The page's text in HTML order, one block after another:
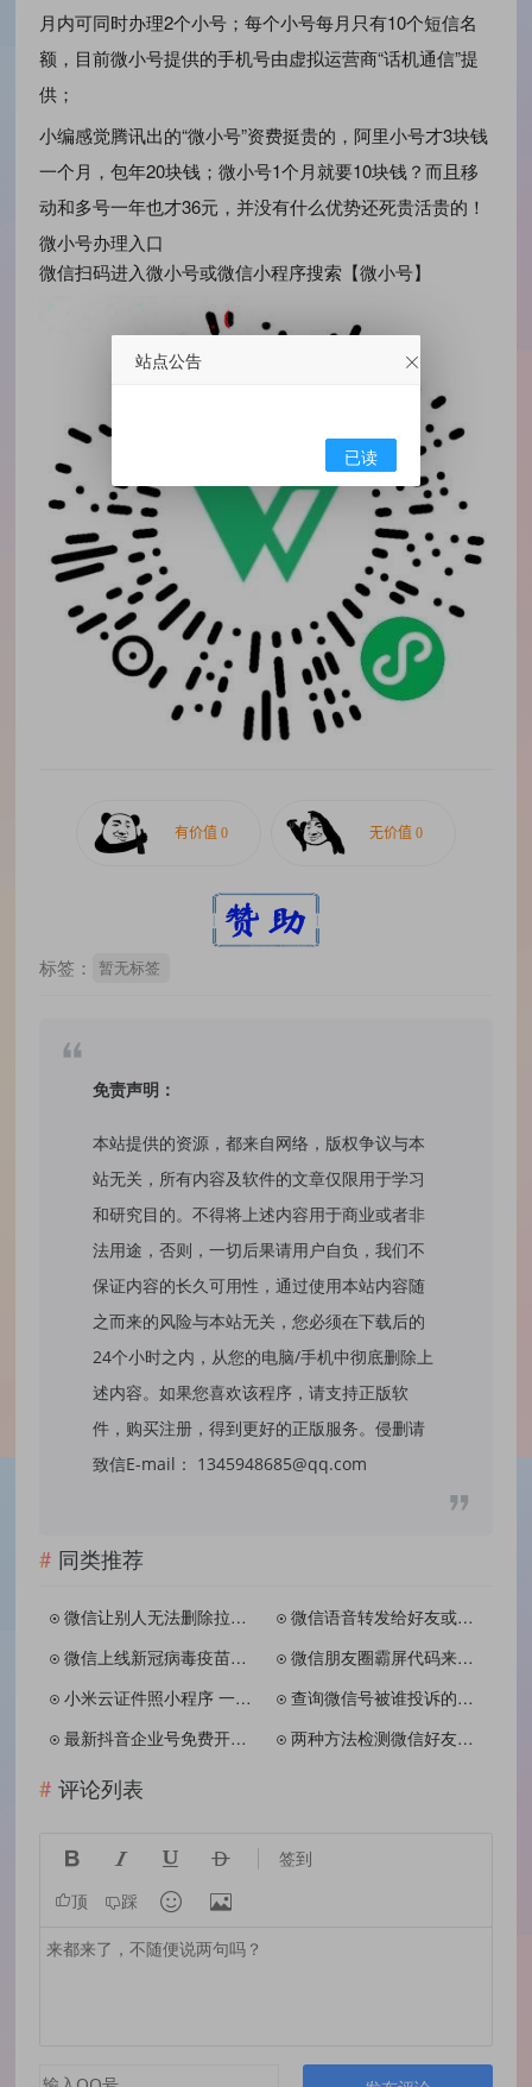
月内可同时办理2个小号；每个小号每月只有10个短信名
额，目前微小号提供的手机号由虚拟运营商“话机通信”提
供；
小编感觉腾讯出的“微小号”资费挺贵的，阿里小号才3块钱
一个月，包年20块钱；微小号1个月就要10块钱？而且移
动和多号一年也才36元，并没有什么优势还死贵活贵的！
微小号办理入口
微信扫码进入微小号或微信小程序搜索【微小号】
标签： 暂无标签
免责声明：
本站提供的资源，都来自网络，版权争议与本
站无关，所有内容及软件的文章仅限用于学习
和研究目的。不得将上述内容用于商业或者非
法用途，否则，一切后果请用户自负，我们不
保证内容的长久可用性，通过使用本站内容随
之而来的风险与本站无关，您必须在下载后的
24个小时之内，从您的电脑/手机中彻底删除上
述内容。如果您喜欢该程序，请支持正版软
件，购买注册，得到更好的正版服务。侵删请
致信E-mail： 1345948685@qq.com
同类推荐
微信让别人无法删除拉黑你的微信好友方法
微信语音转发给好友或朋友圈方法分享
微信上线新冠病毒疫苗接种预约方法
微信朋友圈霸屏代码来啦！请谨慎使用！
小米云证件照小程序 一键生成证件照片
查询微信号被谁投诉的方法 非常简单
最新抖音企业号免费开通方法分享
两种方法检测微信好友是否被删
评论列表
    签到
顶 踩  
站点公告
已读